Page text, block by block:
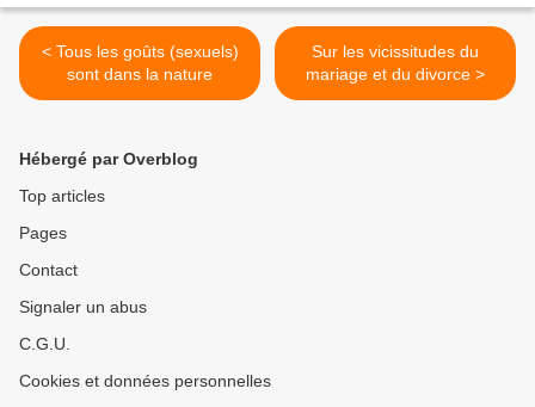
< Tous les goûts (sexuels)
sont dans la nature
Sur les vicissitudes du
mariage et du divorce >
Hébergé par Overblog
Top articles
Pages
Contact
Signaler un abus
C.G.U.
Cookies et données personnelles